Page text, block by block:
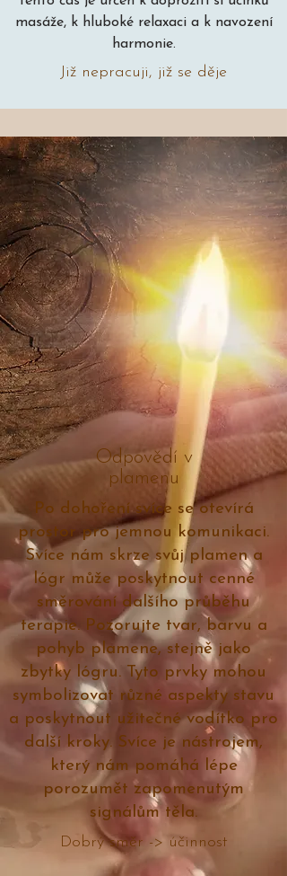
masáže, k hluboké relaxaci a k navození
harmonie.
Již nepracuji, již se děje
Odpovědí v
plamenu
Po dohoření svíce se otevírá
prostor pro jemnou komunikaci.
Svíce nám skrze svůj plamen a
lógr může poskytnout cenné
směrování dalšího průběhu
terapie. Pozorujte tvar, barvu a
pohyb plamene, stejně jako
zbytky lógru. Tyto prvky mohou
symbolizovat různé aspekty stavu
a poskytnout užitečné vodítko pro
další kroky. Svíce je nástrojem,
který nám pomáhá lépe
porozumět zapomenutým
signálům těla.
Dobrý směr -> účinnost